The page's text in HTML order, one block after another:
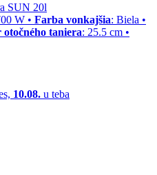
SUN 20l
W • Farba vonkajšia: Biela •
otočného taniera: 25.5 cm •
10.08. u teba